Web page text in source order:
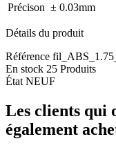
Précison ± 0.03mm
Détails du produit
Référence
En stock 25 Produits
État NEUF
Les clients qui
également